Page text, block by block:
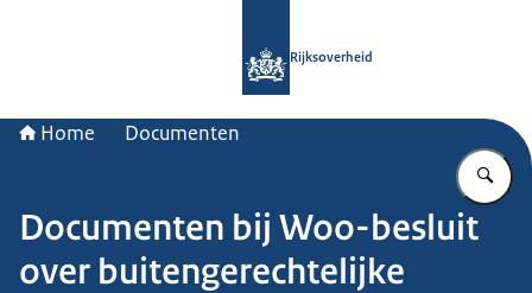
Rijksoverheid
Home Documenten
Documenten bij Woo-besluit
over buitengerechtelijke